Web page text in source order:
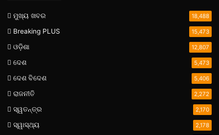
ମୁଖ୍ୟ ଖବର 18,488
Breaking PLUS 15,473
ଓଡ଼ିଶା 12,807
ଦେଶ 5,473
ଦେଶ ବିଦେଶ 5,406
ରାଜନୀତି 2,272
ସ୍ୱତନ୍ତ୍ର 2,170
ସ୍ୱାସ୍ଥ୍ୟ 2,178